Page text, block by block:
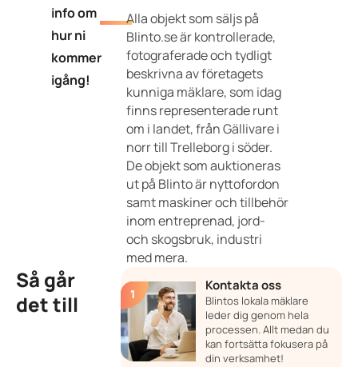
info om
hur ni
kommer
igång!
Alla objekt som säljs på
Blinto.se är kontrollerade,
fotograferade och tydligt
beskrivna av företagets
kunniga mäklare, som idag
finns representerade runt
om i landet, från Gällivare i
norr till Trelleborg i söder.
De objekt som auktioneras
ut på Blinto är nyttofordon
samt maskiner och tillbehör
inom entreprenad, jord-
och skogsbruk, industri
med mera.
Så går
det till
Kontakta oss
Blintos lokala mäklare
leder dig genom hela
processen. Allt medan du
kan fortsätta fokusera på
din verksamhet!